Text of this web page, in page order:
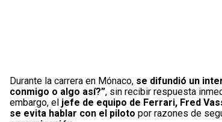
Durante la carrera en Mónaco, se difundió un
conmigo o algo así?”, sin recibir respuesta
embargo, el jefe de equipo de Ferrari, Fred
se evita hablar con el piloto por razones de